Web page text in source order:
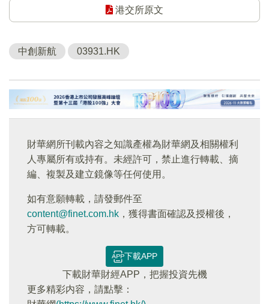
港交所原文
中創新航 03931.HK
財華網所刊載內容之知識產權為財華網及相關權利
人專屬所有或持有。未經許可，禁止進行轉載、摘
編、複製及建立鏡像等任何使用。
如有意願轉載，請發郵件至
content@finet.com.hk ，獲得書面確認及授權後，
方可轉載。
下載APP
下載財華財經APP，把握投資先機
更多精彩内容，請點擊：